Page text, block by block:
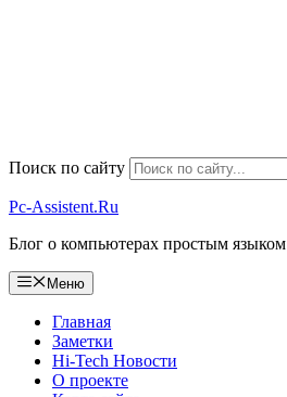
Поиск по сайту
Pc-Assistent.Ru
Блог о компьютерах простым языком
Меню
Главная
Заметки
Hi-Tech Новости
О проекте